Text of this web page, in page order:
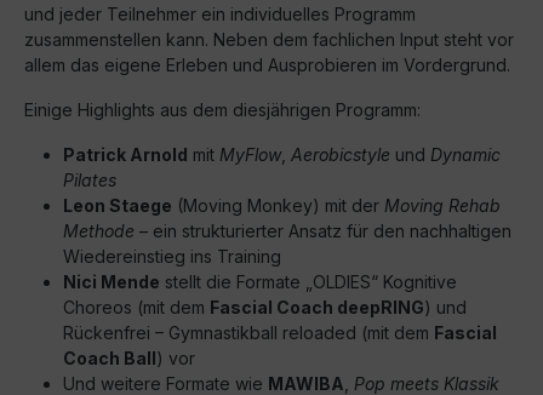
und jeder Teilnehmer ein individuelles Programm
zusammenstellen kann. Neben dem fachlichen Input steht vor
allem das eigene Erleben und Ausprobieren im Vordergrund.
Einige Highlights aus dem diesjährigen Programm:
Patrick Arnold mit MyFlow, Aerobicstyle und Dynamic
Pilates
Leon Staege (Moving Monkey) mit der Moving Rehab
Methode – ein strukturierter Ansatz für den nachhaltigen
Wiedereinstieg ins Training
Nici Mende stellt die Formate „OLDIES“ Kognitive
Choreos (mit dem Fascial Coach deepRING) und
Rückenfrei – Gymnastikball reloaded (mit dem Fascial
Coach Ball) vor
Und weitere Formate wie MAWIBA Pop meets Klassik